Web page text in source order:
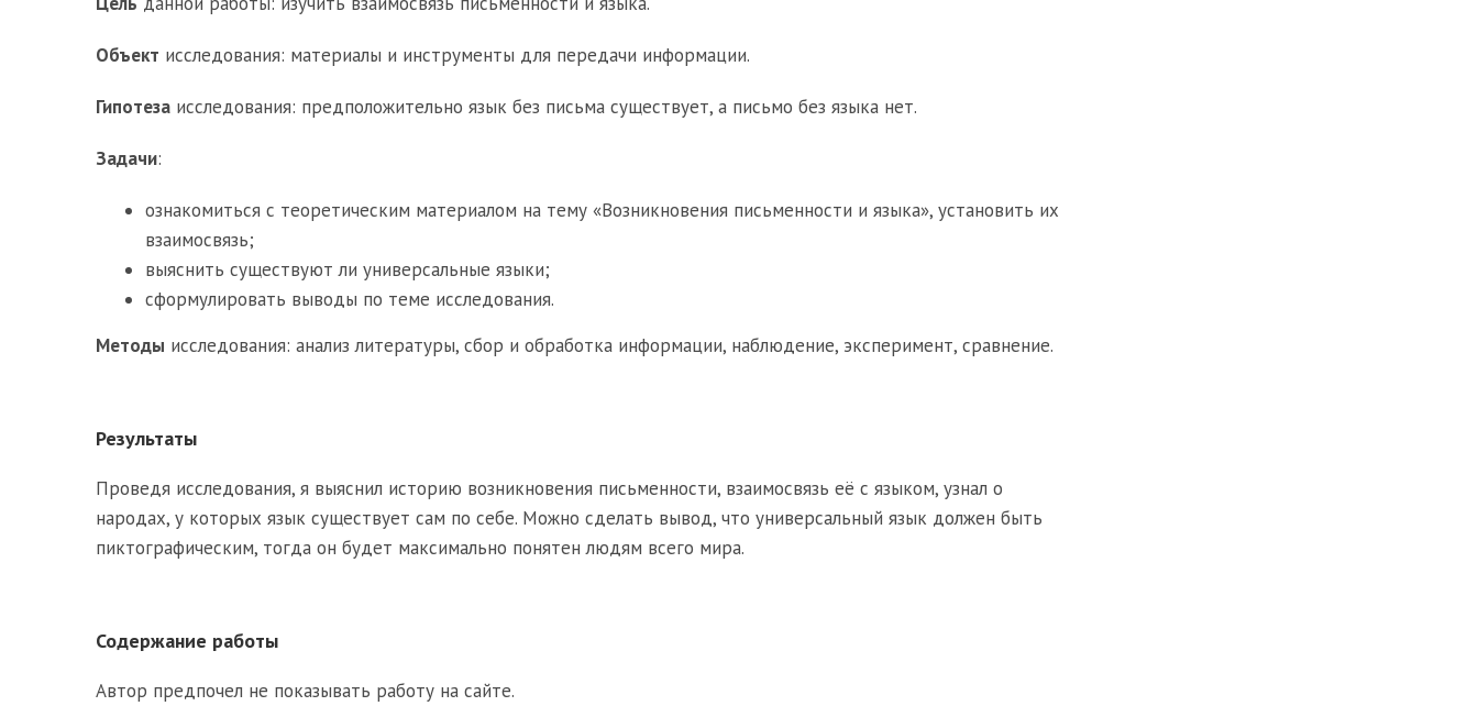
Объект исследования: материалы и инструменты для передачи информации.
Гипотеза исследования: предположительно язык без письма существует, а письмо без языка нет.
Задачи:
ознакомиться с теоретическим материалом на тему «Возникновения письменности и языка», установить их
взаимосвязь;
выяснить существуют ли универсальные языки;
сформулировать выводы по теме исследования.
Методы исследования: анализ литературы, сбор и обработка информации, наблюдение, эксперимент, сравнение.
Результаты
Проведя исследования, я выяснил историю возникновения письменности, взаимосвязь её с языком, узнал о
народах, у которых язык существует сам по себе. Можно сделать вывод, что универсальный язык должен быть
пиктографическим, тогда он будет максимально понятен людям всего мира.
Содержание работы
Автор предпочел не показывать работу на сайте.